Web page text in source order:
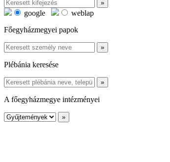
google
weblap
Főegyházmegyei papok
Plébánia keresése
A főegyházmegye intézményei